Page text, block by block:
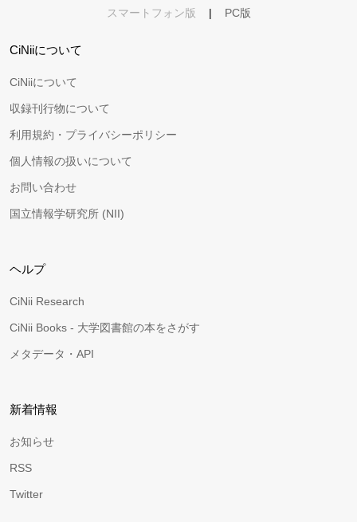
スマートフォン版 | PC版
CiNiiについて
CiNiiについて
収録刊行物について
利用規約・プライバシーポリシー
個人情報の扱いについて
お問い合わせ
国立情報学研究所 (NII)
ヘルプ
CiNii Research
CiNii Books - 大学図書館の本をさがす
メタデータ・API
新着情報
お知らせ
RSS
Twitter